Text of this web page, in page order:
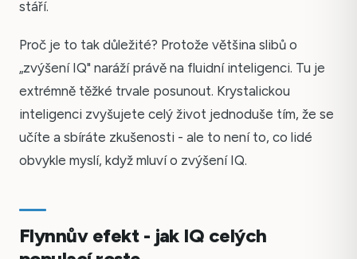
stáří.
Proč je to tak důležité? Protože většina slibů o
„zvýšení IQ" naráží právě na fluidní inteligenci. Tu je
extrémně těžké trvale posunout. Krystalickou
inteligenci zvyšujete celý život jednoduše tím, že se
učíte a sbíráte zkušenosti - ale to není to, co lidé
obvykle myslí, když mluví o zvýšení IQ.
Flynnův efekt - jak IQ celých